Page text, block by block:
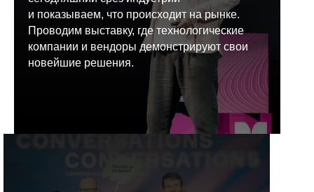
и показываем, что происходит на рынке.
Проводим выставку, где технологические
компании и вендоры демонстрируют свои
новейшие решения.